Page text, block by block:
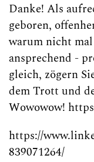
Danke! Als
geboren,
warum nicht
ansprechend -
gleich, zögern
dem Trott und
Wowowow!
https://
839071264/